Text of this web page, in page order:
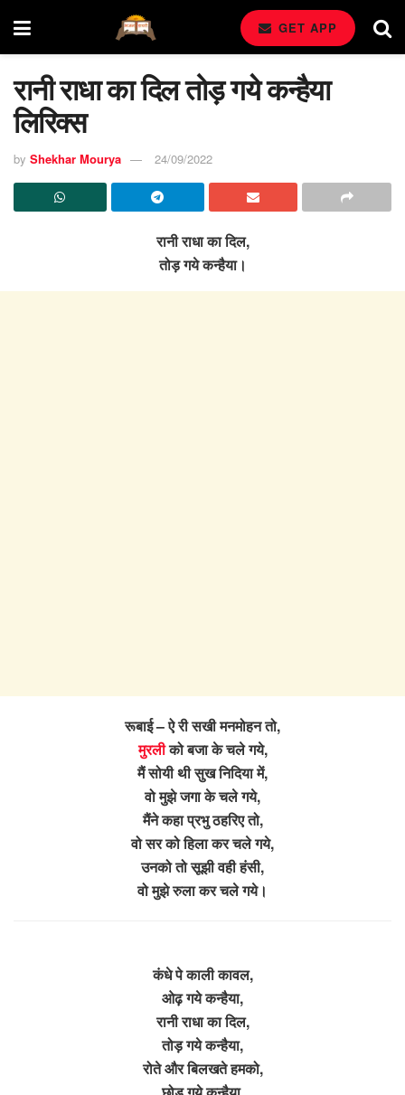
GET APP
रानी राधा का दिल तोड़ गये कन्हैया
लिरिक्स
by Shekhar Mourya 24/09/2022
रानी राधा का दिल,
तोड़ गये कन्हैया।
रूबाई – ऐ री सखी मनमोहन तो,
मुरलीको बजा के चले गये,
मैं सोयी थी सुख निदिया में,
वो मुझे जगा के चले गये,
मैंने कहा प्रभु ठहरिए तो,
वो सर को हिला कर चले गये,
उनको तो सूझी वही हंसी,
वो मुझे रुला कर चले गये।
कंधे पे काली कावल,
ओढ़ गये कन्हैया,
रानी राधा का दिल,
तोड़ गये कन्हैया,
रोते और बिलखते हमको,